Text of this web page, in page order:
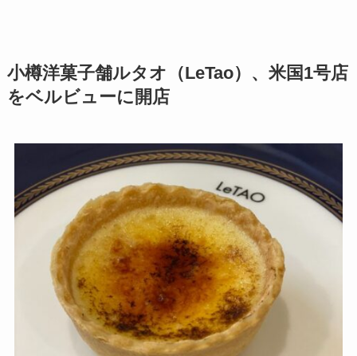
小樽洋菓子舗ルタオ（LeTao）、米国1号店
をベルビューに開店